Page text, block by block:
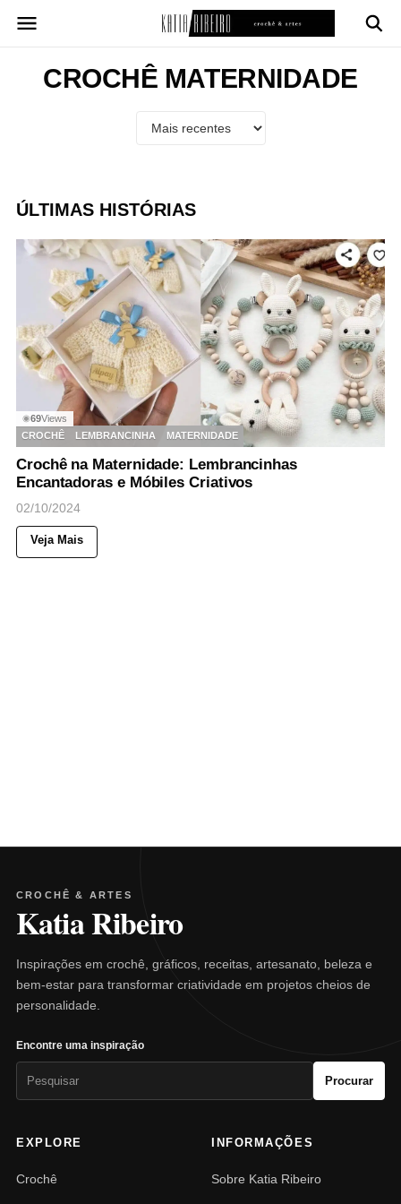
para
conteúdoCROCHÊ MATERNIDADE
ÚLTIMAS HISTÓRIAS
◉69Views
CROCHÊ
LEMBRANCINHA MATERNIDADE
Crochê na Maternidade: Lembrancinhas
Encantadoras e Móbiles Criativos
02/10/2024
Veja Mais
CROCHÊ & ARTES
Katia Ribeiro
Inspirações em crochê, gráficos, receitas, artesanato, beleza e
bem-estar para transformar criatividade em projetos cheios de
personalidade.
Encontre uma inspiração
Procurar
EXPLORE
Crochê
INFORMAÇÕES
Sobre Katia Ribeiro